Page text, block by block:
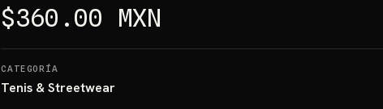
$360.00 MXN
CATEGORÍA
Tenis & Streetwear